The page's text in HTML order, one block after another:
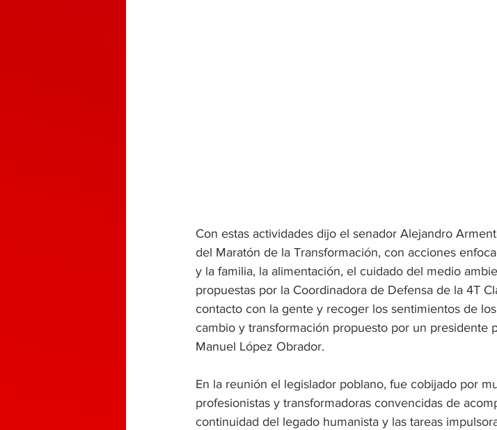
Con estas actividades dijo el senador Alejandro
del Maratón de la Transformación, con acciones
y la familia, la alimentación, el cuidado del medio
propuestas por la Coordinadora de Defensa de la 4T
contacto con la gente y recoger los sentimientos de
cambio y transformación propuesto por un presidente
Manuel López Obrador.
En la reunión el legislador poblano, fue cobijado por
profesionistas y transformadoras convencidas de
continuidad del legado humanista y las tareas